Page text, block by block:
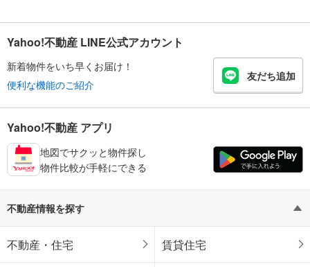
Yahoo!不動産 LINE公式アカウント
新着物件をいち早くお届け！
便利な機能のご紹介
友だち追加
Yahoo!不動産 アプリ
地図でサクッと物件探し
物件比較が手軽にできる
不動産情報を探す
不動産・住宅 賃貸住宅